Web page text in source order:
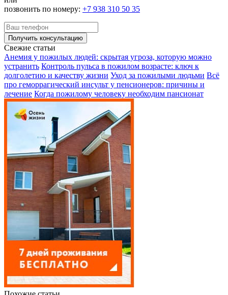
позвонить по номеру: +7 938 310 50 35
Получить консультацию
Свежие статьи
Анемия у пожилых людей: скрытая угроза, которую можно
устранить Контроль пульса в пожилом возрасте: ключ к
долголетию и качеству жизни Уход за пожилыми людьми Всё
про геморрагический инсульт у пенсионеров: причины и
лечение Когда пожилому человеку необходим пансионат